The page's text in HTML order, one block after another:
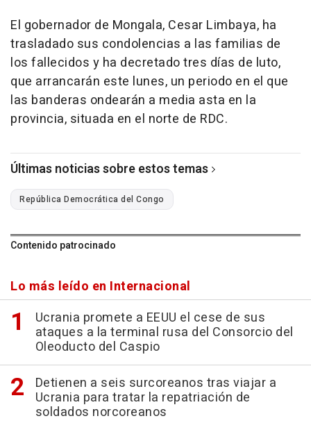
El gobernador de Mongala, Cesar Limbaya, ha
trasladado sus condolencias a las familias de
los fallecidos y ha decretado tres días de luto,
que arrancarán este lunes, un periodo en el que
las banderas ondearán a media asta en la
provincia, situada en el norte de RDC.
Últimas noticias sobre estos temas
República Democrática del Congo
Contenido patrocinado
Lo más leído en Internacional
Ucrania promete a EEUU el cese de sus
ataques a la terminal rusa del Consorcio del
Oleoducto del Caspio
Detienen a seis surcoreanos tras viajar a
Ucrania para tratar la repatriación de
soldados norcoreanos